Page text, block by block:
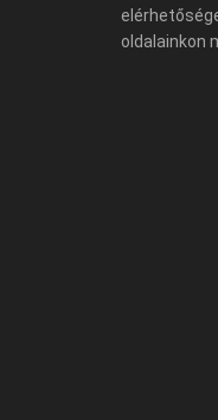
oldalainkon